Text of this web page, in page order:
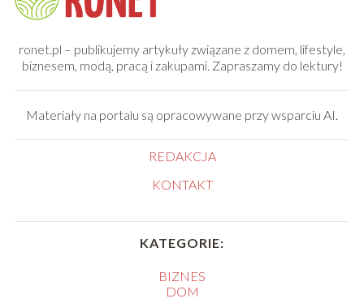
ronet.pl – publikujemy artykuły związane z domem, lifestyle,
biznesem, modą, pracą i zakupami. Zapraszamy do lektury!
Materiały na portalu są opracowywane przy wsparciu AI.
REDAKCJA
KONTAKT
KATEGORIE:
BIZNES
DOM